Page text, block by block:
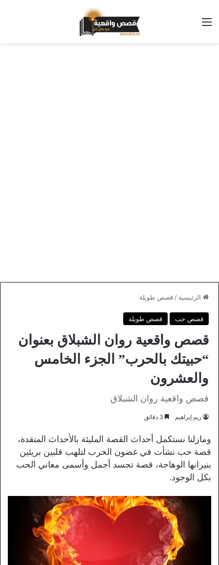
القائمة
الرئيسية / قصص طويلة
قصص حب قصص طويلة
قصص واقعية روان الشبلاق بعنوان
“حبيتك بالحرب” الجزء الخامس
والعشرون
قصص واقعية روان الشبلاق
ريم إبراهيم
ومازلنا نستكمل أحداث القصة المليئة بالأحداث المتقدة،
قصة حب نشأت في غضون الحرب لتلهب قلبين بريئين
بنيرانها الوهاجة، قصة تجسد أجمل وأسمى معاني الحب
بكل الوجود.